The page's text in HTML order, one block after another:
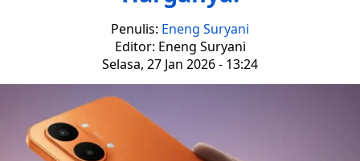
Penulis: Eneng Suryani
Editor: Eneng Suryani
Selasa, 27 Jan 2026 - 13:24